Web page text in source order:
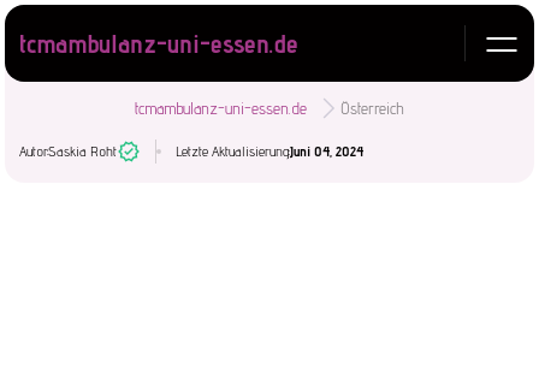
tcmambulanz-uni-essen.de
tcmambulanz-uni-essen.de Österreich
Autor:Saskia Roht Letzte Aktualisierung:Juni 04, 2024